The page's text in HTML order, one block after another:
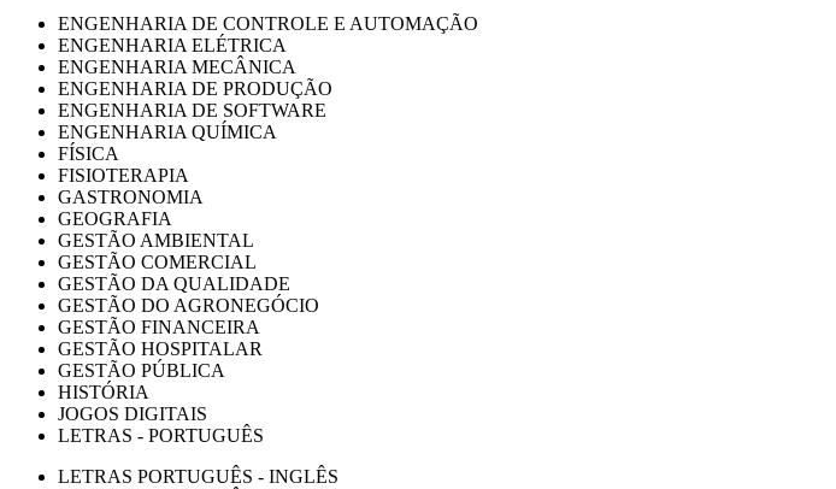
ENGENHARIA DE CONTROLE E AUTOMAÇÃO
ENGENHARIA ELÉTRICA
ENGENHARIA MECÂNICA
ENGENHARIA DE PRODUÇÃO
ENGENHARIA DE SOFTWARE
ENGENHARIA QUÍMICA
FÍSICA
FISIOTERAPIA
GASTRONOMIA
GEOGRAFIA
GESTÃO AMBIENTAL
GESTÃO COMERCIAL
GESTÃO DA QUALIDADE
GESTÃO DO AGRONEGÓCIO
GESTÃO FINANCEIRA
GESTÃO HOSPITALAR
GESTÃO PÚBLICA
HISTÓRIA
JOGOS DIGITAIS
LETRAS - PORTUGUÊS
LETRAS PORTUGUÊS - INGLÊS